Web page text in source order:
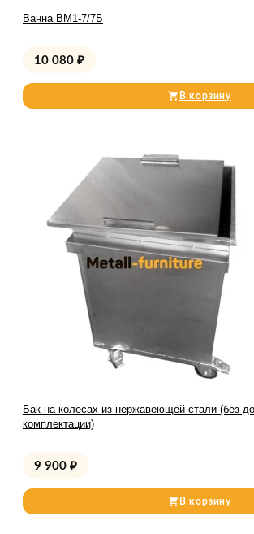
Ванна ВМ1-7/7Б
10 080 ₽
В корзину
Бак на колесах из нержавеющей стали (без
комплектации)
9 900 ₽
В корзину